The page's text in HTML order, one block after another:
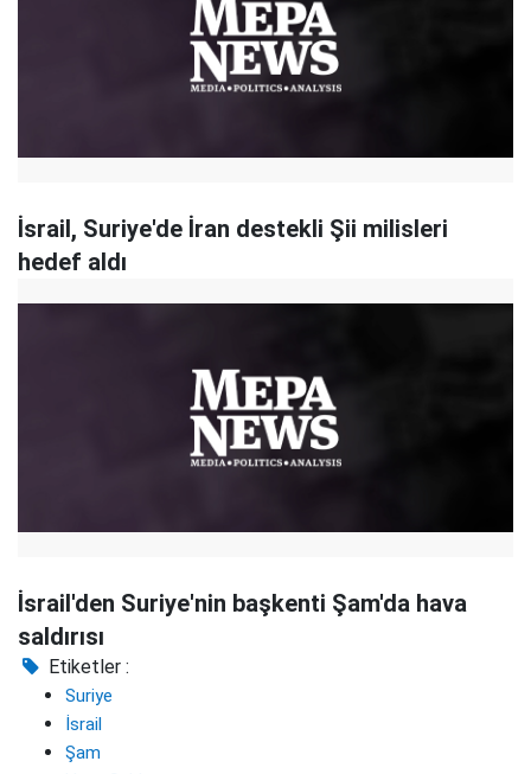
İsrail, Suriye'de İran destekli Şii milisleri
hedef aldı
İsrail'den Suriye'nin başkenti Şam'da hava
saldırısı
Etiketler :
Suriye
İsrail
Şam